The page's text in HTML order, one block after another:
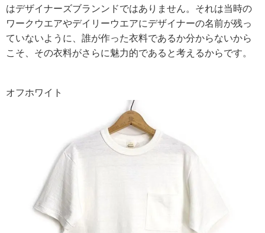
はデザイナーズブランンドではありません。それは当時の
ワークウエアやデイリーウエアにデザイナーの名前が残っ
ていないように、誰が作った衣料であるか分からないから
こそ、その衣料がさらに魅力的であると考えるからです。
オフホワイト